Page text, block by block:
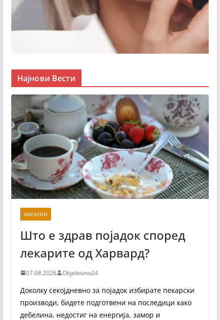
Најнови Вести
МАГАЗИН
Што е здрав појадок според
лекарите од Харвард?
07.08.2026 Objektivno24
Доколку секојдневно за појадок избирате пекарски
производи, бидете подготвени на последици како
дебелина, недостиг на енергија, замор и